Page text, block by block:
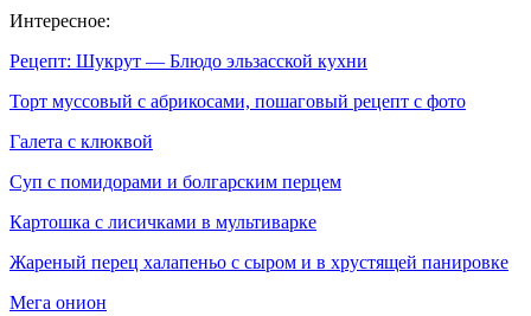
Интересное:
Рецепт: Шукрут — Блюдо эльзасской кухни
Торт муссовый с абрикосами, пошаговый рецепт с фото
Галета с клюквой
Суп с помидорами и болгарским перцем
Картошка с лисичками в мультиварке
Жареный перец халапеньо с сыром и в хрустящей панировке
Мега онион